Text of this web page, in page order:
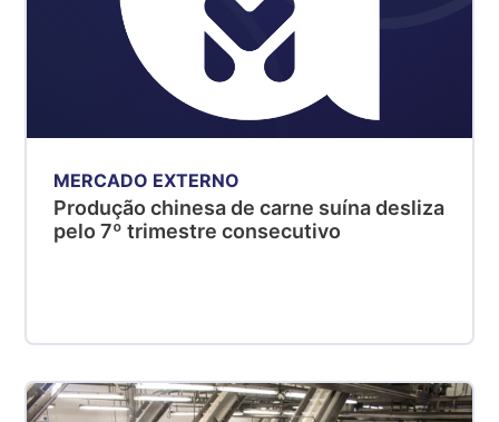
MERCADO EXTERNO
Produção chinesa de carne suína desliza
pelo 7º trimestre consecutivo